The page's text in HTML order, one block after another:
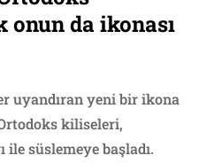
da ikonası
uyandıran yeni bir ikona
kiliseleri,
süslemeye başladı.